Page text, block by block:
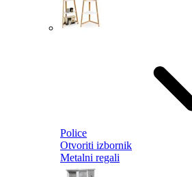
Police
Otvoriti izbornik
Metalni regali